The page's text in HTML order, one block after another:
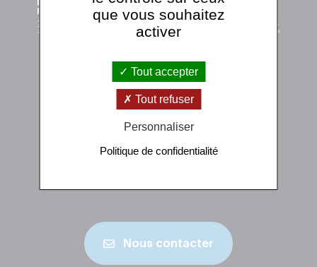
Institut de physique du globe de Paris
1 rue Jussieu 75238 Paris Cedex 05
Nous contacter
que vous souhaitez
activer
Tout accepter
Tout refuser
Personnaliser
Politique de confidentialité